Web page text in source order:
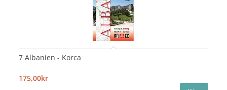
7 Albanien - Korca
175,00kr